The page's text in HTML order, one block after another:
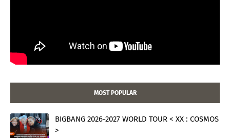
MOST POPULAR
BIGBANG 2026-2027 WORLD TOUR < XX : COSMOS
>